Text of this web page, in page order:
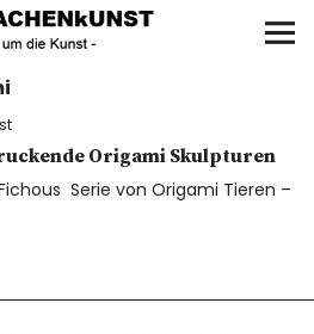
SACHEN
Origami Skulpturen
Serie von Origami Tieren –